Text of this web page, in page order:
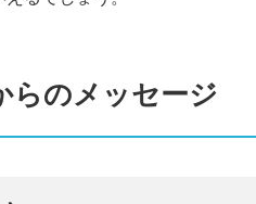
らのメッセージ